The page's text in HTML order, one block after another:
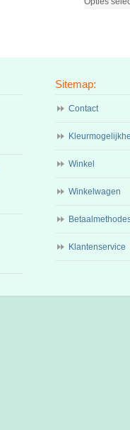
Sitemap:
Contact
Winkel
Winkelwagen
Klantenservice